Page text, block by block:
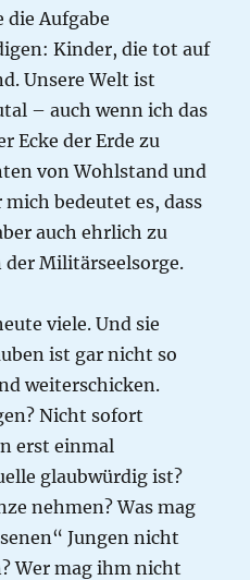
die Aufgabe
Kinder, die tot auf
Unsere Welt ist
– auch wenn ich das
Ecke der Erde zu
von Wohlstand und
bedeutet es, dass
auch ehrlich zu
Militärseelsorge.
viele. Und sie
ist gar nicht so
weiterschicken.
Nicht sofort
erst einmal
glaubwürdig ist?
nehmen? Was mag
Jungen nicht
Wer mag ihm nicht